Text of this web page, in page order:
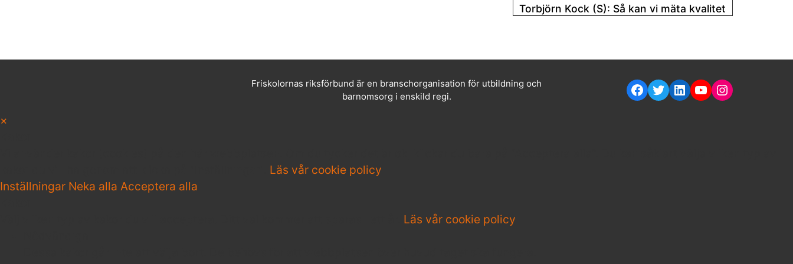
Torbjörn Kock (S): Så kan vi mäta kvalitet
Läs mer
Friskolornas riksförbund är en branschorganisation för utbildning och
barnomsorg i enskild regi.
×
Läs vår cookie policy
Inställningar Neka alla Acceptera alla
Läs vår cookie policy